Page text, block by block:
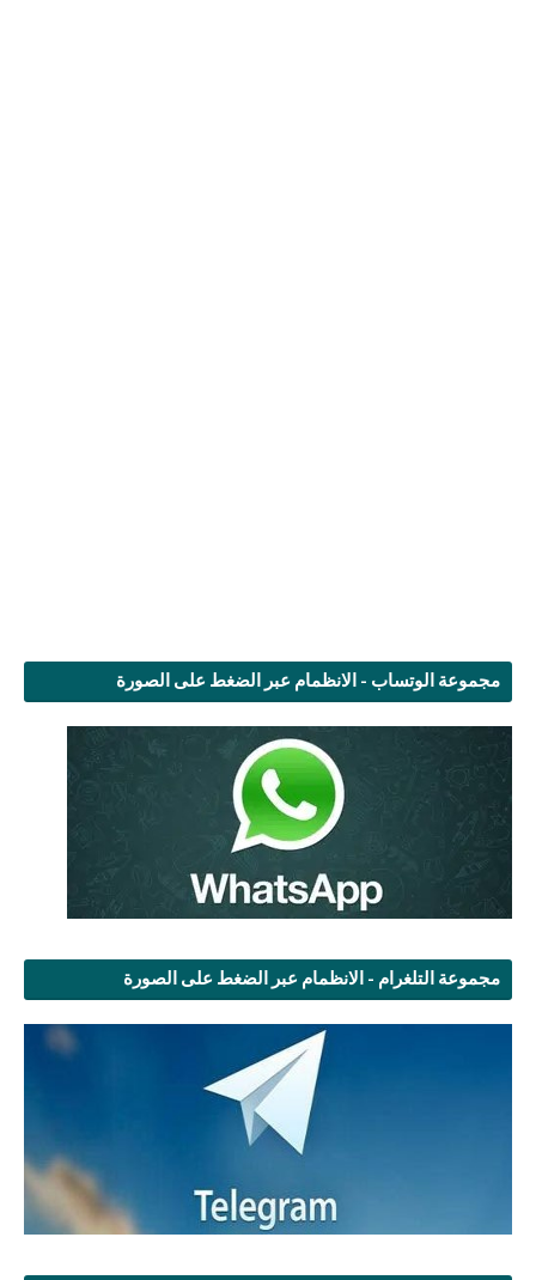
مجموعة الوتساب - الانظمام عبر الضغط على الصورة
مجموعة التلغرام - الانظمام عبر الضغط على الصورة